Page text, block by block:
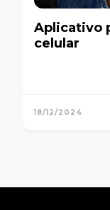
Aplicativo
celular
18/12/2024